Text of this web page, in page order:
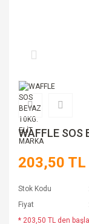
WAFFLE SOS
203,50 TL
Stok Kodu
Fiyat
* 203,50 TL den